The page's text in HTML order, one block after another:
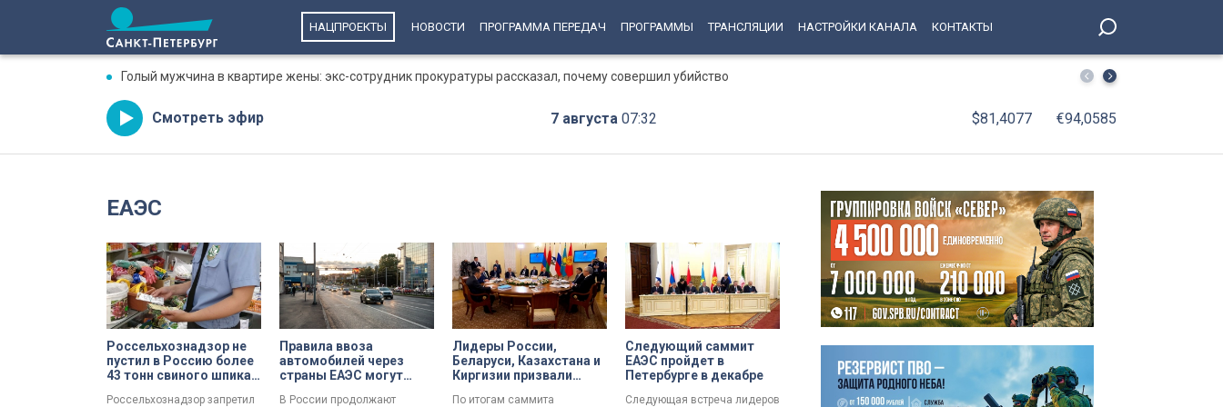
НАЦПРОЕКТЫ НОВОСТИ ПРОГРАММА ПЕРЕДАЧ ПРОГРАММЫ ТРАНСЛЯЦИИ НАСТРОЙКИ КАНАЛА КОНТАКТЫ
Голый мужчина в квартире жены: экс-сотрудник прокуратуры рассказал, почему совершил убийство В Петербург вернулись юные победители
Смотреть эфир 7 августа 07:32 $81,4077 €94,0585
ЕАЭС
Россельхознадзор не
пустил в Россию более
43 тонн свиного шпика
Россельхознадзор запретил
Правила ввоза
автомобилей через
страны ЕАЭС могут
В России продолжают
Лидеры России,
Беларуси, Казахстана и
Киргизии призвали
По итогам саммита
Следующий саммит
ЕАЭС пройдет в
Петербурге в декабре
Следующая встреча лидеров